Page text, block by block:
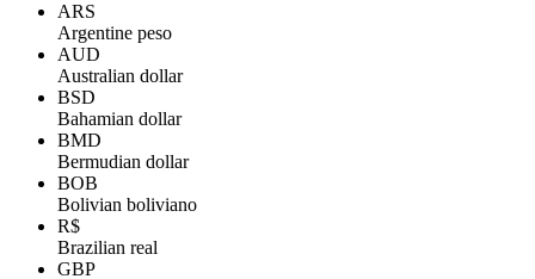
ARS
Argentine peso
AUD
Australian dollar
BSD
Bahamian dollar
BMD
Bermudian dollar
BOB
Bolivian boliviano
R$
Brazilian real
GBP